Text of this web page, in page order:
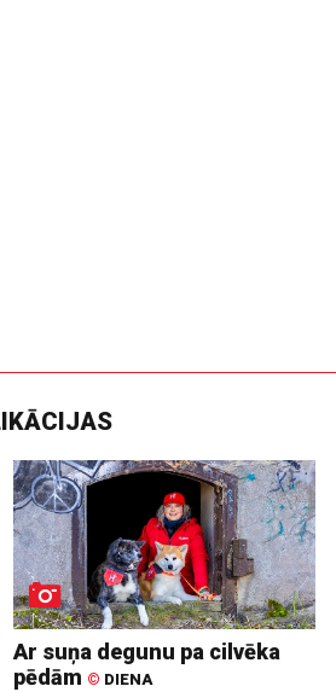
Ar suņa degunu pa cilvēka
pēdām © DIENA